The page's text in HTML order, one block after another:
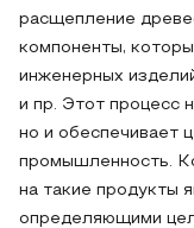
расщепление
компоненты,
инженерных
и пр. Этот процесс
но и обеспечивает
промышленность.
на такие продукты
определяющими